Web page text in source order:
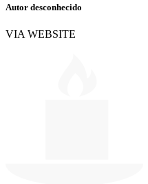
Autor desconhecido
VIA WEBSITE